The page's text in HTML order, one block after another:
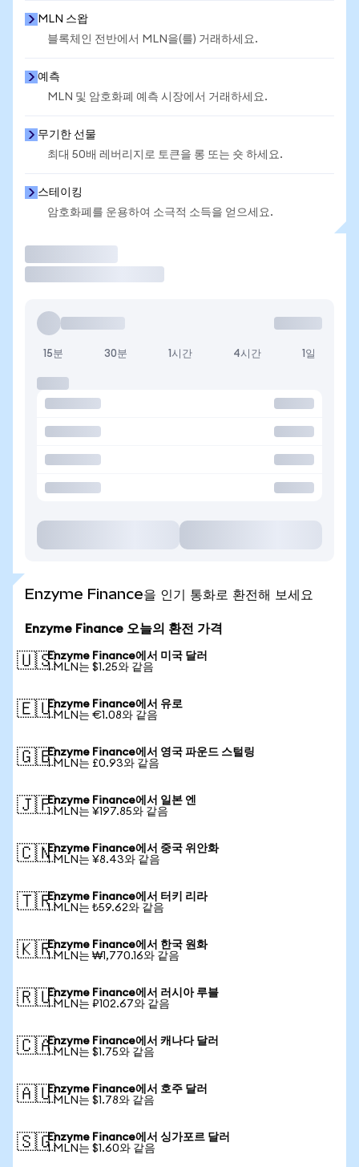
MLN 스왑
블록체인 전반에서 MLN을(를) 거래하세요.
예측
MLN 및 암호화폐 예측 시장에서 거래하세요.
무기한 선물
최대 50배 레버리지로 토큰을 롱 또는 숏 하세요.
스테이킹
암호화폐를 운용하여 소극적 소득을 얻으세요.
15분 30분 1시간 4시간 1일
Enzyme Finance을 인기 통화로 환전해 보세요
Enzyme Finance 오늘의 환전 가격
🇺🇸Enzyme Finance에서 미국 달러
1 MLN는 $1.25와 같음
🇪🇺Enzyme Finance에서 유로
1 MLN는 €1.08와 같음
🇬🇧Enzyme Finance에서 영국 파운드 스털링
1 MLN는 £0.93와 같음
🇯🇵Enzyme Finance에서 일본 엔
1 MLN는 ¥197.85와 같음
🇨🇳Enzyme Finance에서 중국 위안화
1 MLN는 ¥8.43와 같음
🇹🇷Enzyme Finance에서 터키 리라
1 MLN는 ₺59.62와 같음
🇰🇷Enzyme Finance에서 한국 원화
1 MLN는 ₩1,770.16와 같음
🇷🇺Enzyme Finance에서 러시아 루블
1 MLN는 ₽102.67와 같음
🇨🇦Enzyme Finance에서 캐나다 달러
1 MLN는 $1.75와 같음
🇦🇺Enzyme Finance에서 호주 달러
1 MLN는 $1.78와 같음
🇸🇬Enzyme Finance에서 싱가포르 달러
1 MLN는 $1.60와 같음